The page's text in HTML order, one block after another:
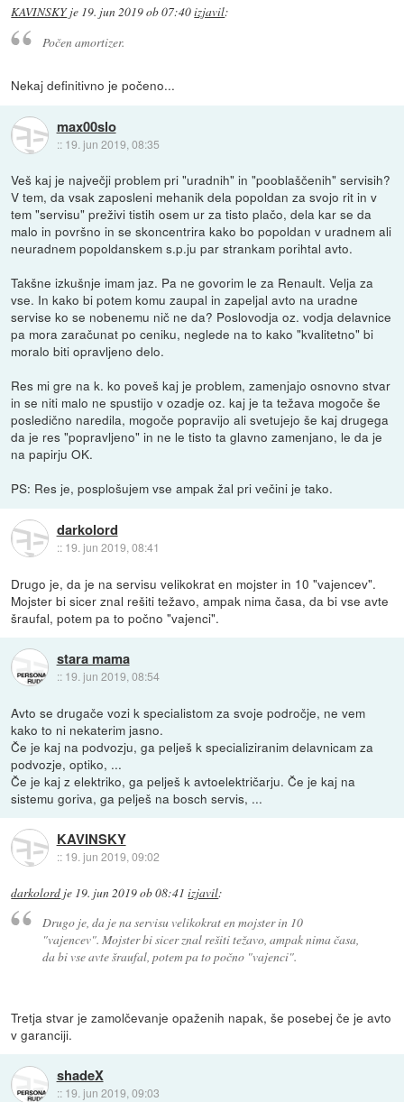
KAVINSKYje 19. jun 2019 ob 07:40izjavil:
Počen amortizer.
Nekaj definitivno je počeno...
max00slo
:: 19. jun 2019, 08:35
Veš kaj je največji problem pri "uradnih" in "pooblaščenih" servisih?
V tem, da vsak zaposleni mehanik dela popoldan za svojo rit in v
tem "servisu" preživi tistih osem ur za tisto plačo, dela kar se da
malo in površno in se skoncentrira kako bo popoldan v uradnem ali
neuradnem popoldanskem s.p.ju par strankam porihtal avto.
Takšne izkušnje imam jaz. Pa ne govorim le za Renault. Velja za
vse. In kako bi potem komu zaupal in zapeljal avto na uradne
servise ko se nobenemu nič ne da? Poslovodja oz. vodja delavnice
pa mora zaračunat po ceniku, neglede na to kako "kvalitetno" bi
moralo biti opravljeno delo.
Res mi gre na k. ko poveš kaj je problem, zamenjajo osnovno stvar
in se niti malo ne spustijo v ozadje oz. kaj je ta težava mogoče še
posledično naredila, mogoče popravijo ali svetujejo še kaj drugega
da je res "popravljeno" in ne le tisto ta glavno zamenjano, le da je
na papirju OK.
PS: Res je, posplošujem vse ampak žal pri večini je tako.
darkolord
:: 19. jun 2019, 08:41
Drugo je, da je na servisu velikokrat en mojster in 10 "vajencev".
Mojster bi sicer znal rešiti težavo, ampak nima časa, da bi vse avte
šraufal, potem pa to počno "vajenci".
stara mama
:: 19. jun 2019, 08:54
Avto se drugače vozi k specialistom za svoje področje, ne vem
kako to ni nekaterim jasno.
Če je kaj na podvozju, ga pelješ k specializiranim delavnicam za
podvozje, optiko, ...
Če je kaj z elektriko, ga pelješ k avtoelektričarju. Če je kaj na
sistemu goriva, ga pelješ na bosch servis, ...
KAVINSKY
:: 19. jun 2019, 09:02
darkolord je 19. jun 2019 ob 08:41 izjavil:
Drugo je, da je na servisu velikokrat en mojster in 10
"vajencev". Mojster bi sicer znal rešiti težavo, ampak nima časa,
da bi vse avte šraufal, potem pa to počno "vajenci".
Tretja stvar je zamolčevanje opaženih napak, še posebej če je avto
v garanciji.
shadeX
:: 19. jun 2019, 09:03